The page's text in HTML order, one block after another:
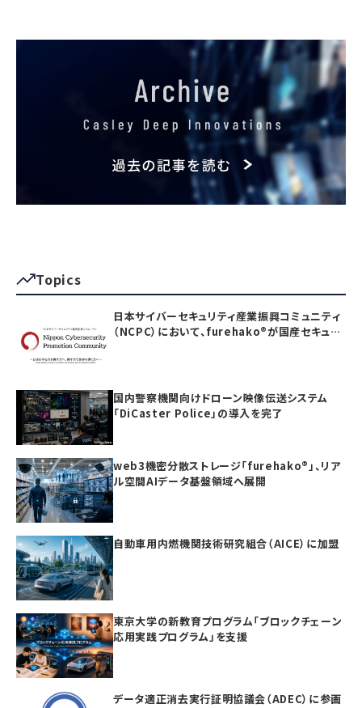
Topics
日本サイバーセキュリティ産業振興コミュニティ
（NCPC）において、furehako®が国産セキュリ
国内警察機関向けドローン映像伝送システム
「DiCaster Police」の導入を完了
web3機密分散ストレージ「furehako®」、リア
ル空間AIデータ基盤領域へ展開
自動車用内燃機関技術研究組合（AICE）に加盟
東京大学の新教育プログラム「ブロックチェーン
応用実践プログラム」を支援
データ適正消去実行証明協議会（ADEC）に参画